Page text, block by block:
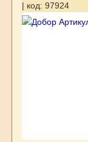
| код: 97924